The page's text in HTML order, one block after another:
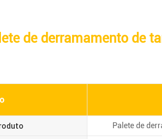
de derramamento de
Palete de